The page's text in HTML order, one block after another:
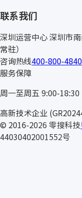
联系我们
深圳运营中心深圳市
常驻）
咨询热线400-800-4840
服务保障
周一至周五 9:00-
高新技术企业
© 2016-2026 零搜科技
44030402001552号